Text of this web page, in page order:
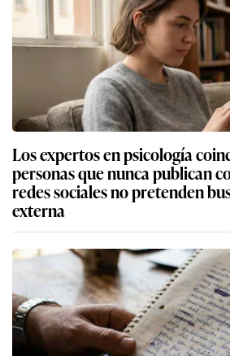
Los expertos en psicología
personas que nunca publican
redes sociales no pretenden
externa